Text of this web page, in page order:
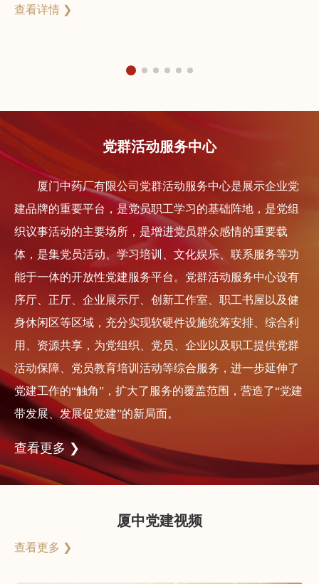
查看详情 ❯
党群活动服务中心
厦门中药厂有限公司党群活动服务中心是展示企业党
建品牌的重要平台，是党员职工学习的基础阵地，是党组
织议事活动的主要场所，是增进党员群众感情的重要载
体，是集党员活动、学习培训、文化娱乐、联系服务等功
能于一体的开放性党建服务平台。党群活动服务中心设有
序厅、正厅、企业展示厅、创新工作室、职工书屋以及健
身休闲区等区域，充分实现软硬件设施统筹安排、综合利
用、资源共享，为党组织、党员、企业以及职工提供党群
活动保障、党员教育培训活动等综合服务，进一步延伸了
党建工作的“触角”，扩大了服务的覆盖范围，营造了“党建
带发展、发展促党建”的新局面。
查看更多 ❯
厦中党建视频
查看更多 ❯